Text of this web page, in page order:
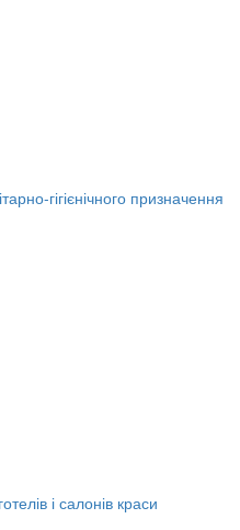
гігієнічного призначення
і салонів краси